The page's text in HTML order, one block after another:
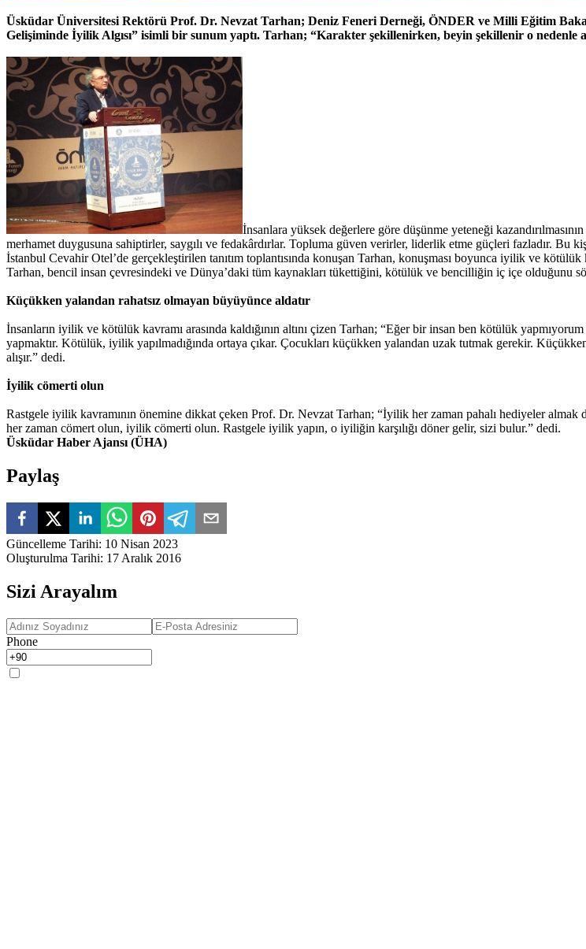
Üsküdar Üniversitesi Rektörü Prof. Dr. Nevzat Tarhan; Deniz Feneri Derneği, ÖNDER ve Milli Eğitim
Gelişiminde İyilik Algısı” isimli bir sunum yaptı. Tarhan; “Karakter şekillenirken, beyin şekillenir o
İnsanlara yüksek değerlere göre düşünme yeteneği
merhamet duygusuna sahiptirler, saygılı ve fedakârdırlar. Topluma güven verirler, liderlik etme güçleri fazladır. Bu
İstanbul Cevahir Otel’de gerçekleştirilen tanıtım toplantısında konuşan Tarhan, konuşması boyunca iyilik ve
Tarhan, bencil insan çevresindeki ve Dünya’daki tüm kaynakları tükettiğini, kötülük ve bencilliğin iç içe olduğunu
Küçükken yalandan rahatsız olmayan büyüyünce aldatır
İnsanların iyilik ve kötülük kavramı arasında kaldığının altını çizen Tarhan; “Eğer bir insan ben kötülük
yapmaktır. Kötülük, iyilik yapılmadığında ortaya çıkar. Çocukları küçükken yalandan uzak tutmak gerekir.
alışır.” dedi.
İyilik cömerti olun
Rastgele iyilik kavramının önemine dikkat çeken Prof. Dr. Nevzat Tarhan; “İyilik her zaman pahalı hediyeler
her zaman cömert olun, iyilik cömerti olun. Rastgele iyilik yapın, o iyiliğin karşılığı döner gelir, sizi bulur.” dedi.
Üsküdar Haber Ajansı (ÜHA)
Paylaş
Güncelleme Tarihi: 10 Nisan 2023
Oluşturulma Tarihi: 17 Aralık 2016
Sizi Arayalım
Phone